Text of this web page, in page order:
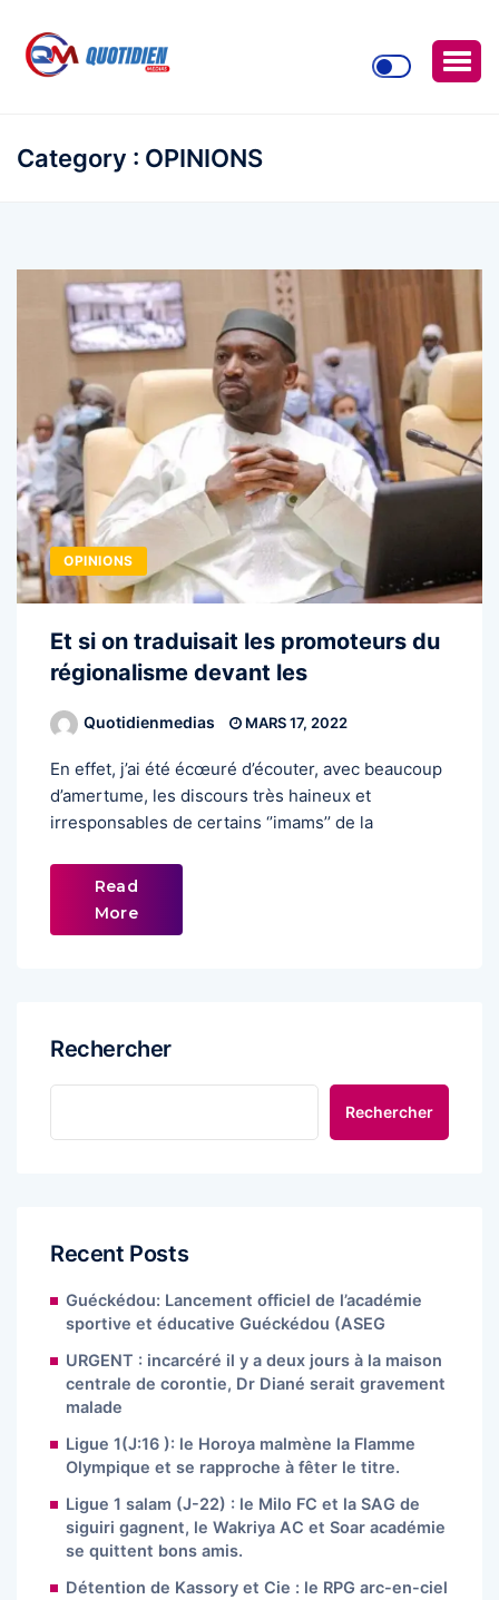
Category : OPINIONS
OPINIONS
Et si on traduisait les promoteurs du
régionalisme devant les
Quotidienmedias MARS 17, 2022
En effet, j’ai été écœuré d’écouter, avec beaucoup
d’amertume, les discours très haineux et
irresponsables de certains ‘’imams’’ de la
Read
More
Rechercher
Rechercher
Recent Posts
Guéckédou: Lancement officiel de l’académie
sportive et éducative Guéckédou (ASEG
URGENT : incarcéré il y a deux jours à la maison
centrale de corontie, Dr Diané serait gravement
malade
Ligue 1(J:16 ): le Horoya malmène la Flamme
Olympique et se rapproche à fêter le titre.
Ligue 1 salam (J-22) : le Milo FC et la SAG de
siguiri gagnent, le Wakriya AC et Soar académie
se quittent bons amis.
Détention de Kassory et Cie : le RPG arc-en-ciel